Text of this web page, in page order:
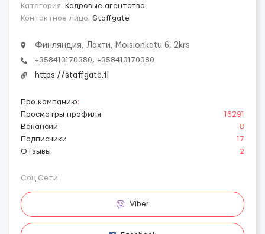
Категория: Кадровые агентства
Контактное лицо: Staffgate
Финляндия, Лахти, Moisionkatu 6, 2krs
+358413170380, +358413170380
https://staffgate.fi
Про компанию:
Просмотры профиля
16291
Вакансии
8
Подписчики
17
Отзывы
2
Соц.Сети
Viber